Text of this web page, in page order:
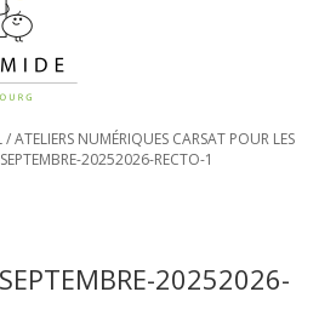
/ATELIERS NUMÉRIQUES CARSAT POUR LES
20252026-RECTO-1
20252026-